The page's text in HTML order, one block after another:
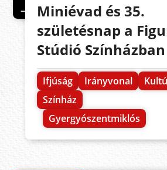
Miniévad és 35.
születésnap a
Stúdió Színházban
Ifjúság Irányvonal
Színház
Gyergyószentmiklós